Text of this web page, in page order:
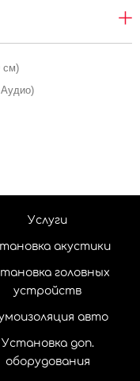
см)
Услуги
акустики
головных
устройств
авто
Установка доп.
оборудования